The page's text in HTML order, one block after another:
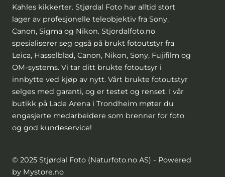
Kahles kikkerter. Stjørdal Foto har alltid stort
lager av profesjonelle teleobjektiv fra Sony,
Canon, Sigma og Nikon. Stjordalfoto.no
spesialiserer seg også på brukt fotoutstyr fra
Leica, Hasselblad, Canon, Nikon, Sony, Fujifilm og
OM-systems. Vi tar ditt brukte fotoutsyr i
innbytte ved kjøp av nytt. Vårt brukte fotoutstyr
selges med garanti, og er testet og renset. I vår
butikk på Lade Arena i Trondheim møter du
engasjerte medarbeidere som brenner for foto
og god kundeservice!
© 2025 Stjørdal Foto (Naturfoto.no AS) - Powered
by Mystore.no